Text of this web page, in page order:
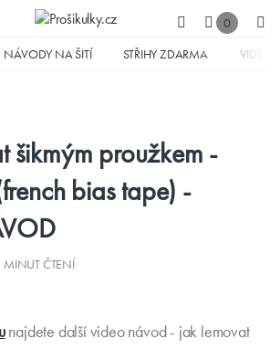
0
NÁVODY NA ŠITÍ STŘIHY ZDARMA VIDEA
šikmým proužkem -
bias tape) -
MINUT ČTENÍ
najdete další video návod - jak lemovat